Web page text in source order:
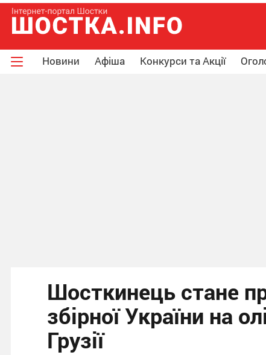
Новини Афіша Конкурси та Акції
Шосткинець стане
збірної України на
Грузії